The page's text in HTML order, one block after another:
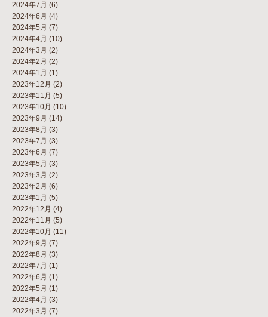
2024年7月 (6)
2024年6月 (4)
2024年5月 (7)
2024年4月 (10)
2024年3月 (2)
2024年2月 (2)
2024年1月 (1)
2023年12月 (2)
2023年11月 (5)
2023年10月 (10)
2023年9月 (14)
2023年8月 (3)
2023年7月 (3)
2023年6月 (7)
2023年5月 (3)
2023年3月 (2)
2023年2月 (6)
2023年1月 (5)
2022年12月 (4)
2022年11月 (5)
2022年10月 (11)
2022年9月 (7)
2022年8月 (3)
2022年7月 (1)
2022年6月 (1)
2022年5月 (1)
2022年4月 (3)
2022年3月 (7)